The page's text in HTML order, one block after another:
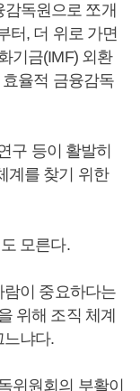
독원으로 쪼개
터, 더 위로 가면
기금(IMF) 외환
율적 금융감독
구 등이 활발히
계를 찾기 위한
모른다.
람이 중요하다는
위해 조직 체계
느냐다.
위원회의 부활이